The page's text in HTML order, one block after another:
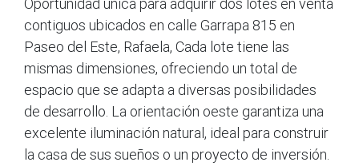
Oportunidad única para adquirir dos lotes en venta
contiguos ubicados en calle Garrapa 815 en
Paseo del Este, Rafaela, Cada lote tiene las
mismas dimensiones, ofreciendo un total de
espacio que se adapta a diversas posibilidades
de desarrollo. La orientación oeste garantiza una
excelente iluminación natural, ideal para construir
la casa de sus sueños o un proyecto de inversión.